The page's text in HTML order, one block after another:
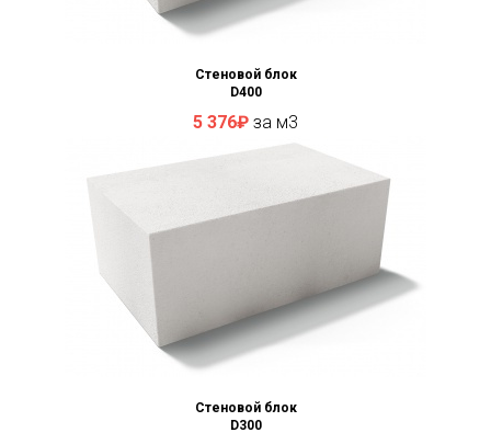
Стеновой блок
D400
5 376₽ за м3
Стеновой блок
D300